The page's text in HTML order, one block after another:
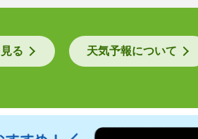
る 天気予報について